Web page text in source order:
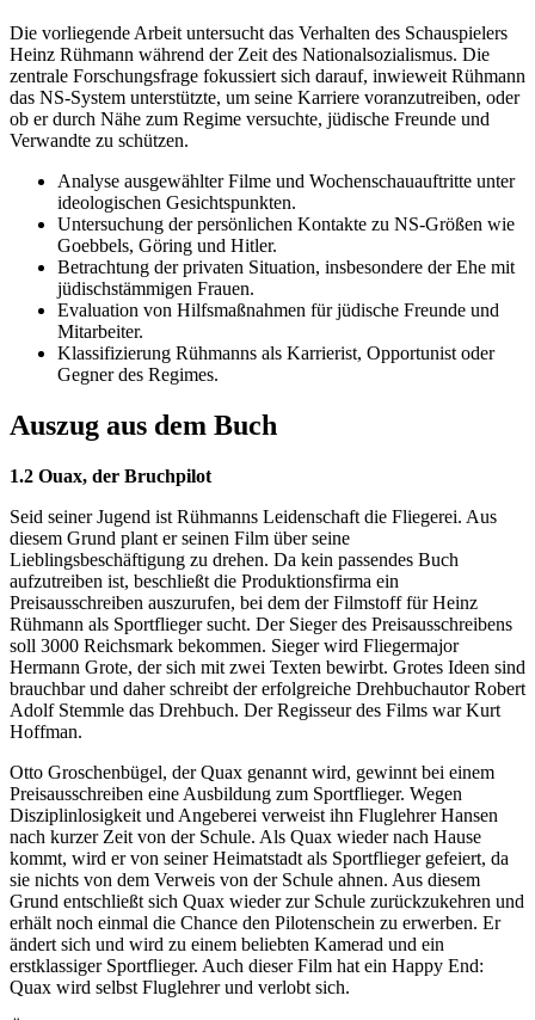
Die vorliegende Arbeit untersucht das Verhalten des Schauspielers
Heinz Rühmann während der Zeit des Nationalsozialismus. Die
zentrale Forschungsfrage fokussiert sich darauf, inwieweit Rühmann
das NS-System unterstützte, um seine Karriere voranzutreiben, oder
ob er durch Nähe zum Regime versuchte, jüdische Freunde und
Verwandte zu schützen.
Analyse ausgewählter Filme und Wochenschauauftritte unter
ideologischen Gesichtspunkten.
Untersuchung der persönlichen Kontakte zu NS-Größen wie
Goebbels, Göring und Hitler.
Betrachtung der privaten Situation, insbesondere der Ehe mit
jüdischstämmigen Frauen.
Evaluation von Hilfsmaßnahmen für jüdische Freunde und
Mitarbeiter.
Klassifizierung Rühmanns als Karrierist, Opportunist oder
Gegner des Regimes.
Auszug aus dem Buch
1.2 Ouax, der Bruchpilot
Seid seiner Jugend ist Rühmanns Leidenschaft die Fliegerei. Aus
diesem Grund plant er seinen Film über seine
Lieblingsbeschäftigung zu drehen. Da kein passendes Buch
aufzutreiben ist, beschließt die Produktionsfirma ein
Preisausschreiben auszurufen, bei dem der Filmstoff für Heinz
Rühmann als Sportflieger sucht. Der Sieger des Preisausschreibens
soll 3000 Reichsmark bekommen. Sieger wird Fliegermajor
Hermann Grote, der sich mit zwei Texten bewirbt. Grotes Ideen sind
brauchbar und daher schreibt der erfolgreiche Drehbuchautor Robert
Adolf Stemmle das Drehbuch. Der Regisseur des Films war Kurt
Hoffman.
Otto Groschenbügel, der Quax genannt wird, gewinnt bei einem
Preisausschreiben eine Ausbildung zum Sportflieger. Wegen
Disziplinlosigkeit und Angeberei verweist ihn Fluglehrer Hansen
nach kurzer Zeit von der Schule. Als Quax wieder nach Hause
kommt, wird er von seiner Heimatstadt als Sportflieger gefeiert, da
sie nichts von dem Verweis von der Schule ahnen. Aus diesem
Grund entschließt sich Quax wieder zur Schule zurückzukehren und
erhält noch einmal die Chance den Pilotenschein zu erwerben. Er
ändert sich und wird zu einem beliebten Kamerad und ein
erstklassiger Sportflieger. Auch dieser Film hat ein Happy End:
Quax wird selbst Fluglehrer und verlobt sich.